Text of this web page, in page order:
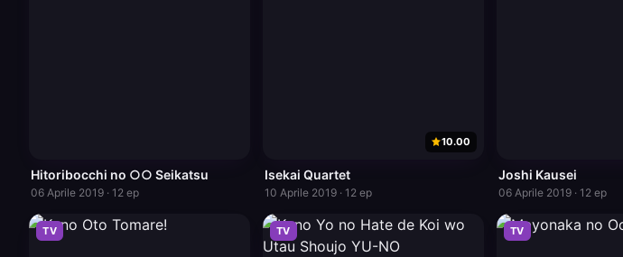
Hitoribocchi no ○○ Seikatsu
06 Aprile 2019 · 12 ep
10.00
Isekai Quartet
10 Aprile 2019 · 12 ep
Joshi Kausei
06 Aprile 2019 · 12 ep
TV TV TV